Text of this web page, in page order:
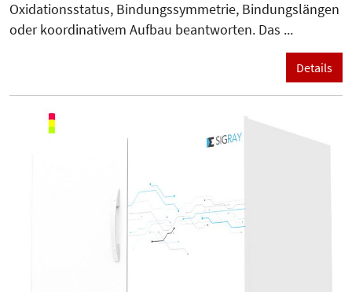
Oxidationsstatus, Bindungssymmetrie, Bindungslängen
oder koordinativem Aufbau beantworten. Das ...
Details